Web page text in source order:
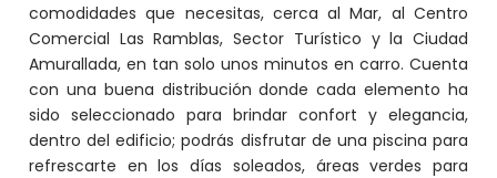
comodidades que necesitas, cerca al Mar, al Centro
Comercial Las Ramblas, Sector Turístico y la Ciudad
Amurallada, en tan solo unos minutos en carro. Cuenta
con una buena distribución donde cada elemento ha
sido seleccionado para brindar confort y elegancia,
dentro del edificio; podrás disfrutar de una piscina para
refrescarte en los días soleados, áreas verdes para